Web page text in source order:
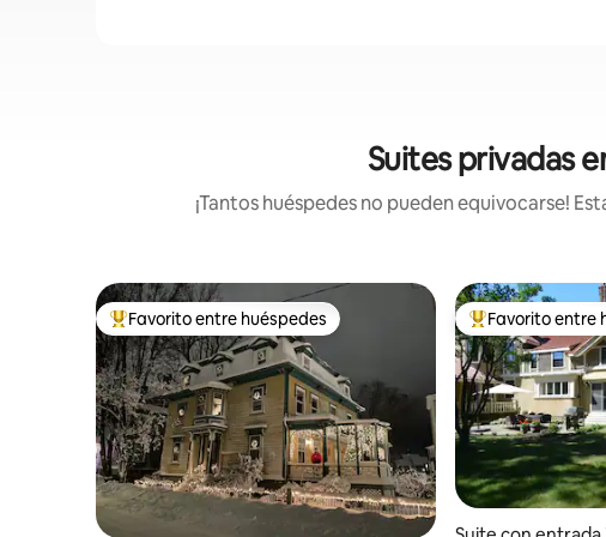
Suites privadas
¡Tantos huéspedes no pueden equivocarse!
De los mejores en Favorito entre huéspedes
Favorito entre huéspedes De los mejores
Favorito entre